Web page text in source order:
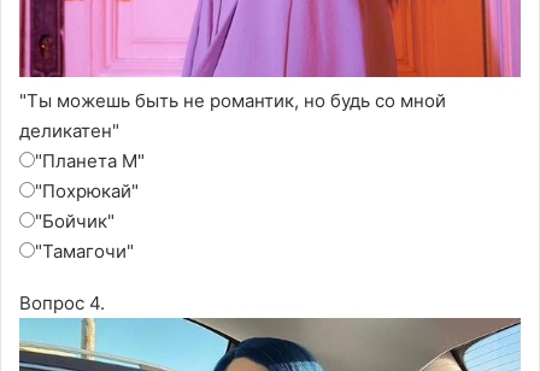
"Ты можешь быть не романтик, но будь со мной
деликатен"
"Планета М"
"Похрюкай"
"Бойчик"
"Тамагочи"
Вопрос 4.